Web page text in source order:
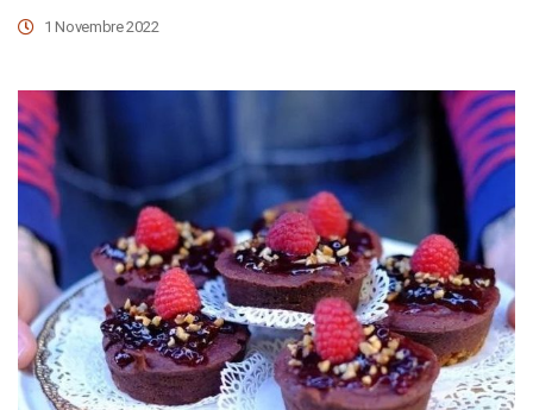
1 Novembre 2022